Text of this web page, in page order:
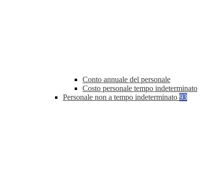
Conto annuale del personale
Costo personale tempo indeterminato
Personale non a tempo indeterminato 93